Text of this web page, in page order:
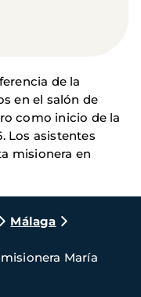
de la
en el salón de
como inicio de la
Los asistentes
misionera en
Málaga
María